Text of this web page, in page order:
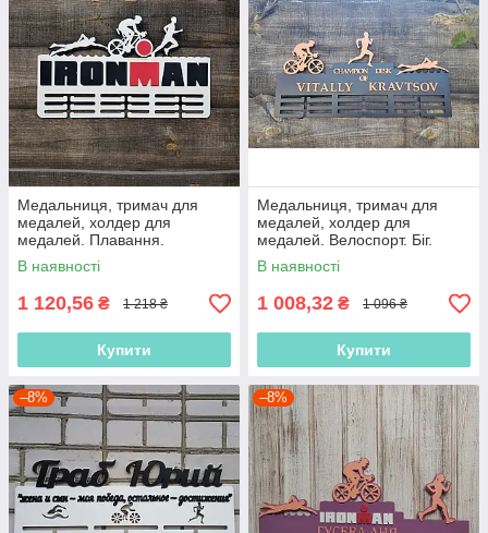
Медальниця, тримач для
медалей, холдер для
медалей. Плавання.
Велоспорт. біг
В наявності
1 120,56 ₴ 1 218 ₴
Купити
Медальниця, тримач для
медалей, холдер для
медалей. Велоспорт. Біг.
Плавання
В наявності
1 008,32 ₴ 1 096 ₴
Купити
–8% –8%